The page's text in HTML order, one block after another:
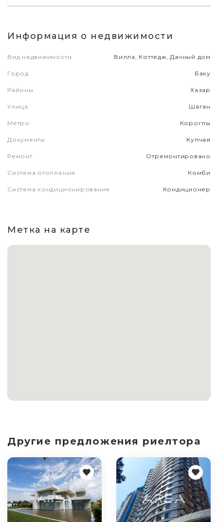
Информация о недвижимости
Вид недвижимости Вилла, Коттедж, Дачный дом
Город Баку
Районы Хазар
Улица Шаган
Метро Короглы
Документы Купчая
Ремонт Отремонтировано
Система отопления Комби
Система кондиционирование Кондиционер
Метка на карте
Другие предложения риелтора